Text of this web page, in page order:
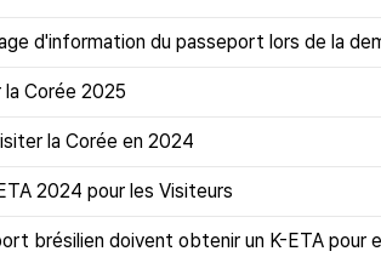
d'information du passeport lors de la
la Corée 2025
la Corée en 2024
2024 pour les Visiteurs
brésilien doivent obtenir un K-ETA pour